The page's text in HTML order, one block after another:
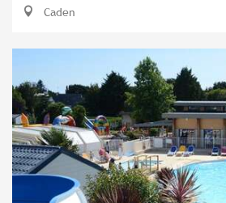
Caden